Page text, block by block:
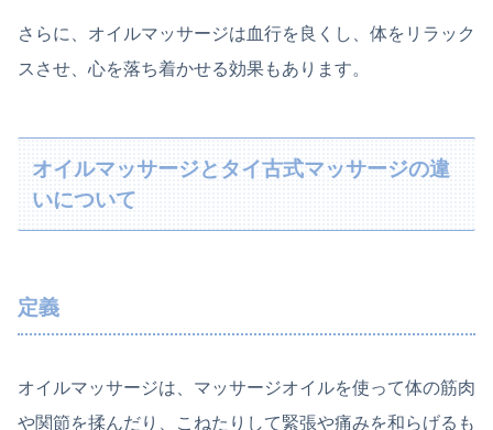
さらに、オイルマッサージは血行を良くし、体をリラック
スさせ、心を落ち着かせる効果もあります。
オイルマッサージとタイ古式マッサージの違
いについて
定義
オイルマッサージは、マッサージオイルを使って体の筋肉
や関節を揉んだり、こねたりして緊張や痛みを和らげるも